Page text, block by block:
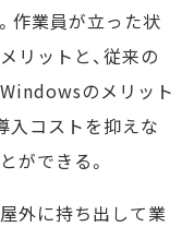
作業員が立った状
リットと、従来の
のメリット
入コストを抑えな
ができる。
外に持ち出して業